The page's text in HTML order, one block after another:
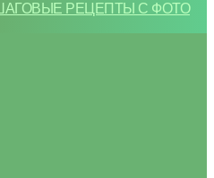
РЕЦЕПТЫ С ФОТО